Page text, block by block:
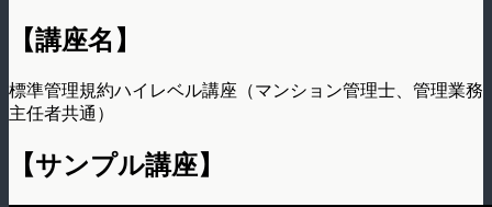
【講座名】
標準管理規約ハイレベル講座（マンション管理士、管理業務
主任者共通）
【サンプル講座】